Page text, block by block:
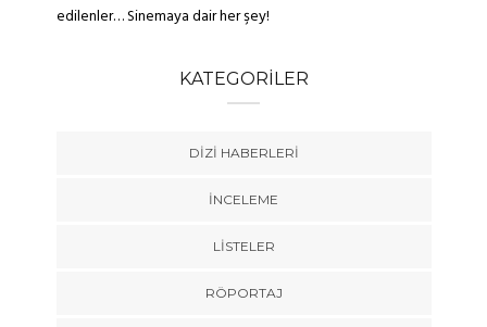
edilenler… Sinemaya dair her şey!
KATEGORILER
DIZI HABERLERI
İNCELEME
LISTELER
RÖPORTAJ